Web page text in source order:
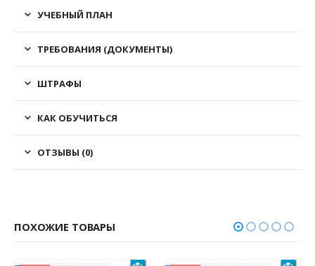
УЧЕБНЫЙ ПЛАН
ТРЕБОВАНИЯ (ДОКУМЕНТЫ)
ШТРАФЫ
КАК ОБУЧИТЬСЯ
ОТЗЫВЫ (0)
ПОХОЖИЕ ТОВАРЫ